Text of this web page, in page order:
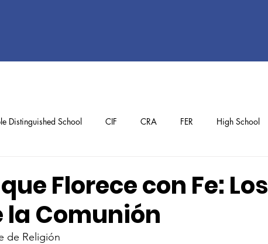
Distinguished School CIF CRA FER High School
Florece con Fe: Los
la Comunión
de Religión